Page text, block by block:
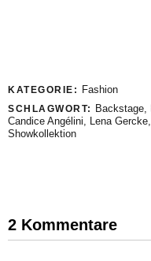
KATEGORIE: Fashion
SCHLAGWORT: Backstage
Candice Angélini
Lena Gercke
Showkollektion
2 Kommentare